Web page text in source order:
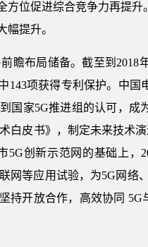
方位促进综合竞争力再提
提升。
瞻布局储备。截至到
143项获得专利保护。中
国家5G推进组的认可，
白皮书》，制定未来技术
5G创新示范网的基础上
网等应用试验，为5G网
持开放合作，高效协同